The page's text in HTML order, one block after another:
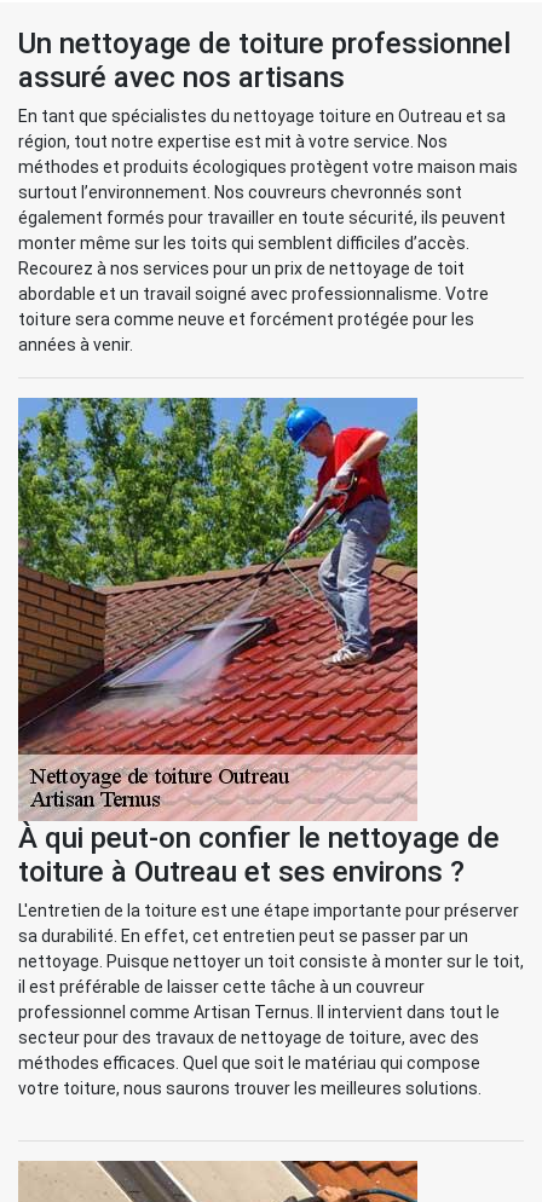
Un nettoyage de toiture professionnel
assuré avec nos artisans
En tant que spécialistes du nettoyage toiture en Outreau et sa
région, tout notre expertise est mit à votre service. Nos
méthodes et produits écologiques protègent votre maison mais
surtout l’environnement. Nos couvreurs chevronnés sont
également formés pour travailler en toute sécurité, ils peuvent
monter même sur les toits qui semblent difficiles d’accès.
Recourez à nos services pour un prix de nettoyage de toit
abordable et un travail soigné avec professionnalisme. Votre
toiture sera comme neuve et forcément protégée pour les
années à venir.
À qui peut-on confier le nettoyage de
toiture à Outreau et ses environs ?
L'entretien de la toiture est une étape importante pour préserver
sa durabilité. En effet, cet entretien peut se passer par un
nettoyage. Puisque nettoyer un toit consiste à monter sur le toit,
il est préférable de laisser cette tâche à un couvreur
professionnel comme Artisan Ternus. Il intervient dans tout le
secteur pour des travaux de nettoyage de toiture, avec des
méthodes efficaces. Quel que soit le matériau qui compose
votre toiture, nous saurons trouver les meilleures solutions.